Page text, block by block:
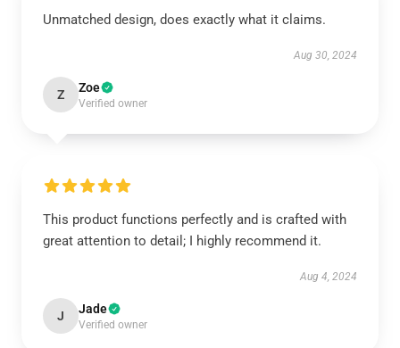
Unmatched design, does exactly what it claims.
Aug 30, 2024
Z Zoe
Verified owner
This product functions perfectly and is crafted with
great attention to detail; I highly recommend it.
Aug 4, 2024
J Jade
Verified owner